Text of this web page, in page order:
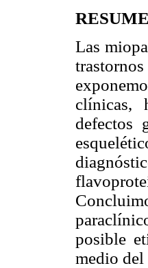
Las
clínicas,
defectos
posible
medio